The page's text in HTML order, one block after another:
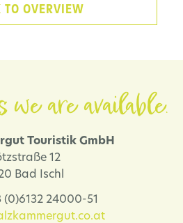
TO OVERVIEW
we are available.
Touristik GmbH
12
Bad Ischl
(0)6132 24000-51